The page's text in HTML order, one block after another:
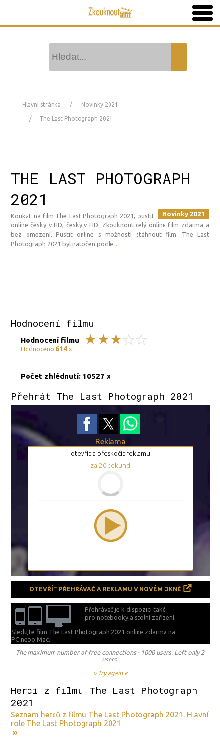
Hlavní stránka Novinky 2021
The Last Photograph 2021
THE LAST PHOTOGRAPH
2021
Novinky 2021
Koukat na film The Last Photograph 2021, pustit
online česky v HD, česky v HD. Zkouknout celý online film zdarma a
bez omezení. Pustit online s možností stáhnout film. The Last
Photograph 2021 byl natočen podle
Hodnocení filmu
Hodnocení filmu
Hodnoceno 614x
Počet zhlédnutí: 10527 x
Přehrát The Last Photograph 2021
Reklama
otevřít a přeskočit reklamu
za 20 sekund
OTEVŘÍT PŘEHRÁVAČ A REKLAMU V NOVÉM OKNĚ
Přehrávač je k dispozici také
pro notebooky a stolní zařízení.
Sledujte film The Last Photograph 2021 online zdarma na
PC nebo Mac.
The maximum number of free connections - 1000 users. Left only 2
users.
» Try again «
Herci z filmu The Last Photograph
2021
Seznam herců z filmu The Last Photograph 2021. Hlavní
role The Last Photograph 2021
»